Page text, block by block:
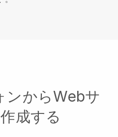
ンからWebサ
成する